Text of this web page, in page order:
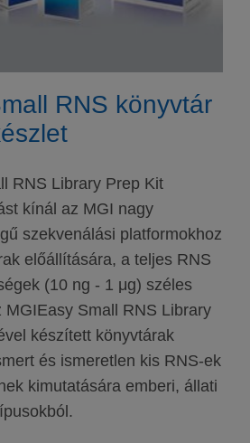
RNS könyvtár
RNS Library Prep Kit
kínál az MGI nagy
szekvenálási platformokhoz
előállítására, a teljes RNS
(10 ng - 1 μg) széles
MGIEasy Small RNS Library
készített könyvtárak
és ismeretlen kis RNS-ek
kimutatására emberi, állati